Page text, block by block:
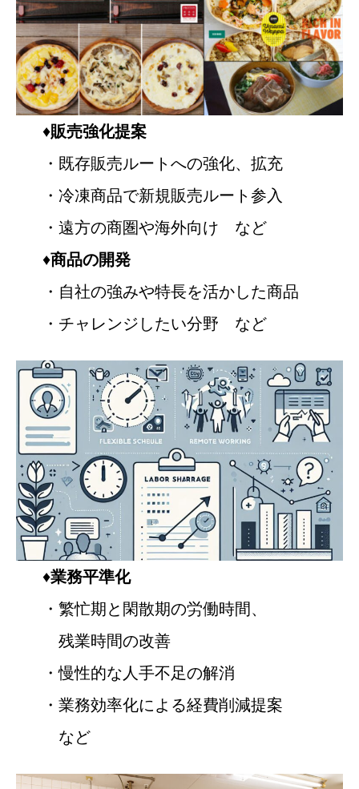
♦販売強化提案
・既存販売ルートへの強化、拡充
・冷凍商品で新規販売ルート参入
・遠方の商圏や海外向け など
♦商品の開発
・自社の強みや特長を活かした商品
・チャレンジしたい分野 など
♦業務平準化
・繁忙期と閑散期の労働時間、
残業時間の改善
・慢性的な人手不足の解消
・業務効率化による経費削減提案
など